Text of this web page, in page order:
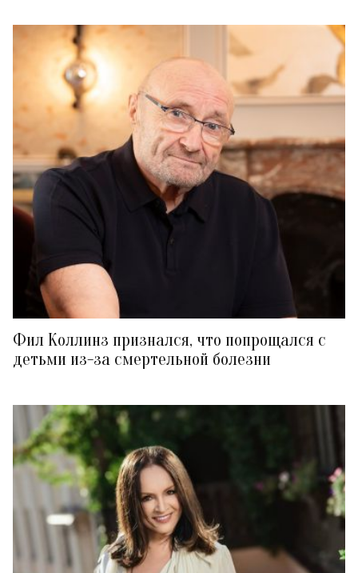
Фил Коллинз признался, что попрощался с
детьми из-за смертельной болезни